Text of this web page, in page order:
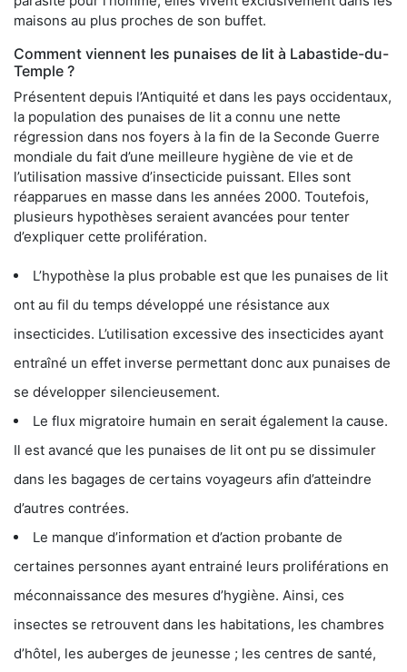
maisons au plus proches de son buffet.
Comment viennent les punaises de lit à Labastide-du-
Temple ?
Présentent depuis l’Antiquité et dans les pays occidentaux,
la population des punaises de lit a connu une nette
régression dans nos foyers à la fin de la Seconde Guerre
mondiale du fait d’une meilleure hygiène de vie et de
l’utilisation massive d’insecticide puissant. Elles sont
réapparues en masse dans les années 2000. Toutefois,
plusieurs hypothèses seraient avancées pour tenter
d’expliquer cette prolifération.
L’hypothèse la plus probable est que les punaises de lit
ont au fil du temps développé une résistance aux
insecticides. L’utilisation excessive des insecticides ayant
entraîné un effet inverse permettant donc aux punaises de
se développer silencieusement.
Le flux migratoire humain en serait également la cause.
Il est avancé que les punaises de lit ont pu se dissimuler
dans les bagages de certains voyageurs afin d’atteindre
d’autres contrées.
Le manque d’information et d’action probante de
certaines personnes ayant entrainé leurs proliférations en
méconnaissance des mesures d’hygiène. Ainsi, ces
insectes se retrouvent dans les habitations, les chambres
d’hôtel, les auberges de jeunesse ; les centres de santé,